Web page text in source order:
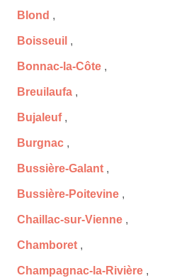
Blond ,
Boisseuil ,
Bonnac-la-Côte ,
Breuilaufa ,
Bujaleuf,
Burgnac ,
Bussière-Galant ,
Bussière-Poitevine ,
Chaillac-sur-Vienne ,
Chamboret ,
Champagnac-la-Rivière ,